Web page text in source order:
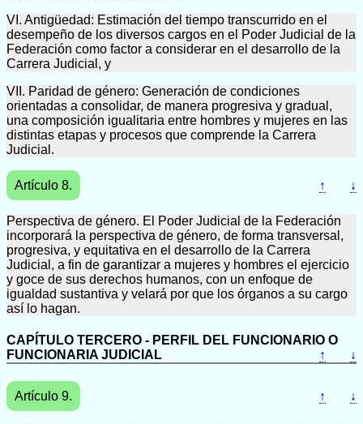
VI. Antigüedad: Estimación del tiempo transcurrido en el
desempeño de los diversos cargos en el Poder Judicial de la
Federación como factor a considerar en el desarrollo de la
Carrera Judicial, y
VII. Paridad de género: Generación de condiciones
orientadas a consolidar, de manera progresiva y gradual,
una composición igualitaria entre hombres y mujeres en las
distintas etapas y procesos que comprende la Carrera
Judicial.
Artículo 8. ↑ ↓
Perspectiva de género. El Poder Judicial de la Federación
incorporará la perspectiva de género, de forma transversal,
progresiva, y equitativa en el desarrollo de la Carrera
Judicial, a fin de garantizar a mujeres y hombres el ejercicio
y goce de sus derechos humanos, con un enfoque de
igualdad sustantiva y velará por que los órganos a su cargo
así lo hagan.
CAPÍTULO TERCERO - PERFIL DEL FUNCIONARIO O
FUNCIONARIA JUDICIAL
↑ ↓
Artículo 9. ↑ ↓